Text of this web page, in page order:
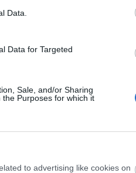
Data.
Data for Targeted
Sale, and/or Sharing
Purposes for which it
to advertising like cookies on
var Elin Näslund. Tvåa